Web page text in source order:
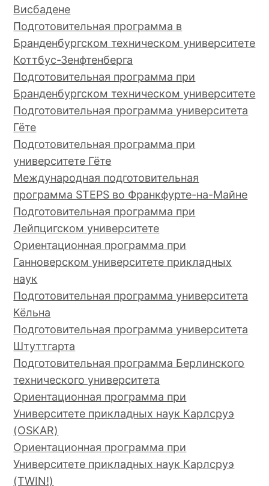
Висбадене
Подготовительная программа в
Бранденбургском техническом университете
Коттбус-Зенфтенберга
Подготовительная программа при
Бранденбургском техническом университете
Подготовительная программа университета
Гёте
Подготовительная программа при
университете Гёте
Международная подготовительная
программа STEPS во Франкфурте-на-Майне
Подготовительная программа при
Лейпцигском университете
Ориентационная программа при
Ганноверском университете прикладных
наук
Подготовительная программа университета
Кёльна
Подготовительная программа университета
Штуттгарта
Подготовительная программа Берлинского
технического университета
Ориентационная программа при
Университете прикладных наук Карлсруэ
(OSKAR)
Ориентационная программа при
Университете прикладных наук Карлсруэ
(TWIN!)